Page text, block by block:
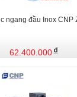
ngang đầu Inox CNP
62.400.000